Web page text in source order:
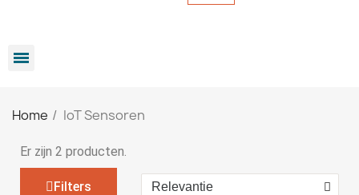
Home IoT Sensoren
Er zijn 2 producten.
Filters